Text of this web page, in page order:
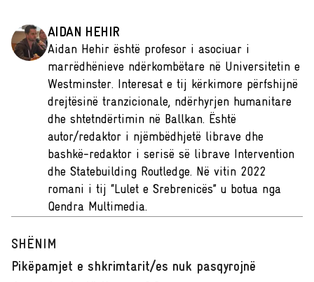
AIDAN HEHIR
Aidan Hehir është profesor i asociuar i
marrëdhënieve ndërkombëtare në Universitetin e
Westminster. Interesat e tij kërkimore përfshijnë
drejtësinë tranzicionale, ndërhyrjen humanitare
dhe shtetndërtimin në Ballkan. Është
autor/redaktor i njëmbëdhjetë librave dhe
bashkë-redaktor i serisë së librave Intervention
dhe Statebuilding Routledge. Në vitin 2022
romani i tij “Lulet e Srebrenicës” u botua nga
Qendra Multimedia.
SHËNIM
Pikëpamjet e shkrimtarit/es nuk pasqyrojnë